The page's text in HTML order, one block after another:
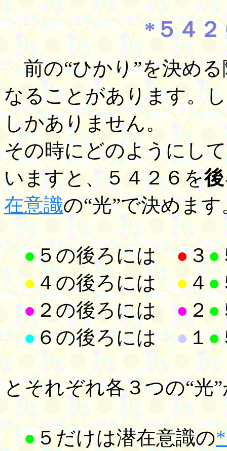
*５４２
前の“ひかり”を決める
なることがあります。
しかありません。
その時にどのようにし
いますと、５４２６を
在意識の“光”で決めます
●５の後ろには ● ３●
● ４の後ろには ● ４ ●
● ２の後ろには ●２ ●
●６の後ろには ●１●
とそれぞれ各３つの“光
● ５だけは潜在意識の